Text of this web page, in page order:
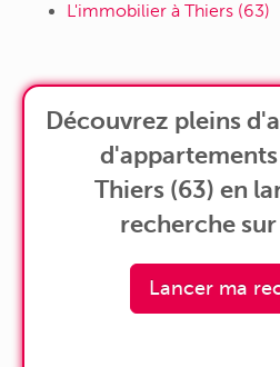
L'immobilier à Thiers (63)
Découvrez pleins
d'appartements
Thiers (63) en
recherche
Lancer ma